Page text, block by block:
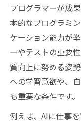
プログラマーが成
本的なプログラミ
ケーション能力が
ーやテストの重要
質向上に努める姿
への学習意欲や、
も重要な条件です。
例えば、AIに仕事